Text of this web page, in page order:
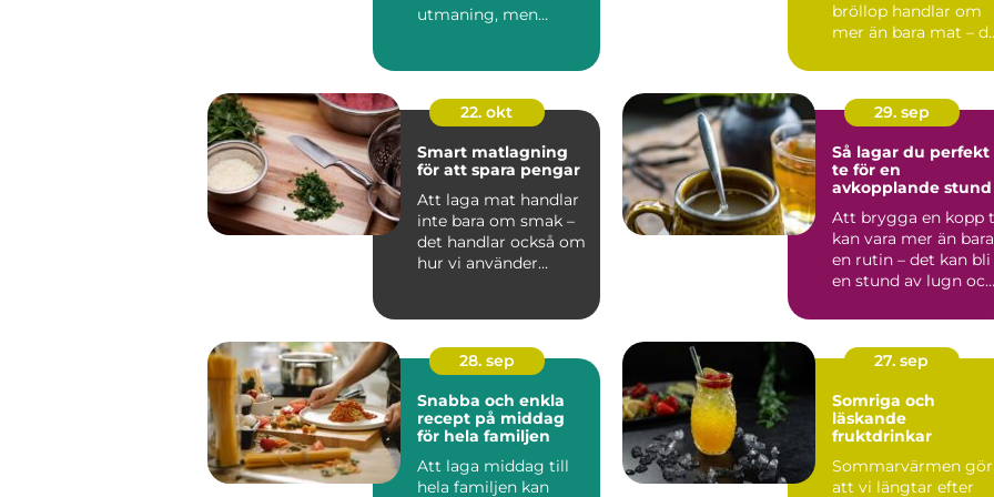
utmaning, men
bröllop handlar om
mer än bara mat –
22. okt
Smart matlagning
för att spara pengar
Att laga mat handlar
inte bara om smak –
det handlar också om
hur vi använder
29. sep
Så lagar du perfekt
te för en
avkopplande stund
Att brygga en kopp
kan vara mer än bara
en rutin – det kan bli
en stund av lugn och
28. sep
Snabba och enkla
recept på middag
för hela familjen
Att laga middag till
hela familjen kan
27. sep
Somriga och
läskande
fruktdrinkar
Sommarvärmen gör
att vi längtar efter